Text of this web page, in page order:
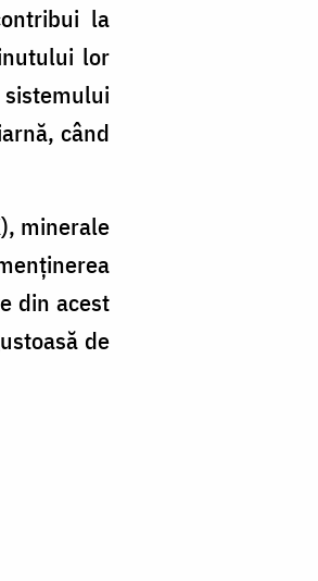
la
lor
când
minerale
din acest
de